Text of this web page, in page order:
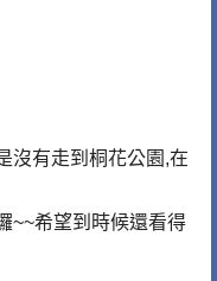
沒有走到桐花公園,在
~~希望到時候還看得